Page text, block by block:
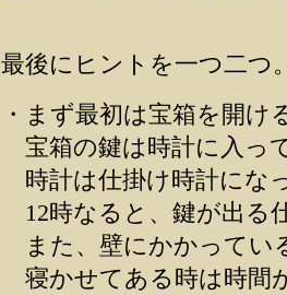
最後にヒントを一つ二つ
・まず最初は宝箱を開
宝箱の鍵は時計に入っ
時計は仕掛け時計にな
12時なると、鍵が出る
また、壁にかかってい
寝かせてある時は時間